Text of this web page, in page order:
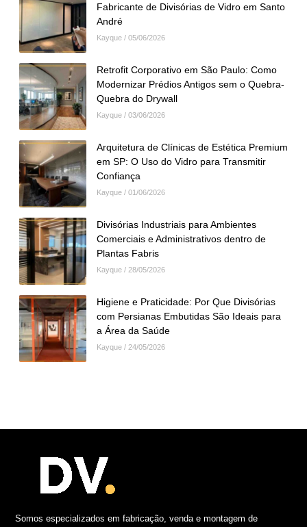
Fabricante de Divisórias de Vidro em Santo
André
Kayque 05/06/2026
Retrofit Corporativo em São Paulo: Como
Modernizar Prédios Antigos sem o Quebra-
Quebra do Drywall
Kayque 03/06/2026
Arquitetura de Clínicas de Estética Premium
em SP: O Uso do Vidro para Transmitir
Confiança
Kayque 01/06/2026
Divisórias Industriais para Ambientes
Comerciais e Administrativos dentro de
Plantas Fabris
Kayque 28/05/2026
Higiene e Praticidade: Por Que Divisórias
com Persianas Embutidas São Ideais para
a Área da Saúde
Kayque 24/05/2026
Somos especializados em fabricação, venda e montagem de